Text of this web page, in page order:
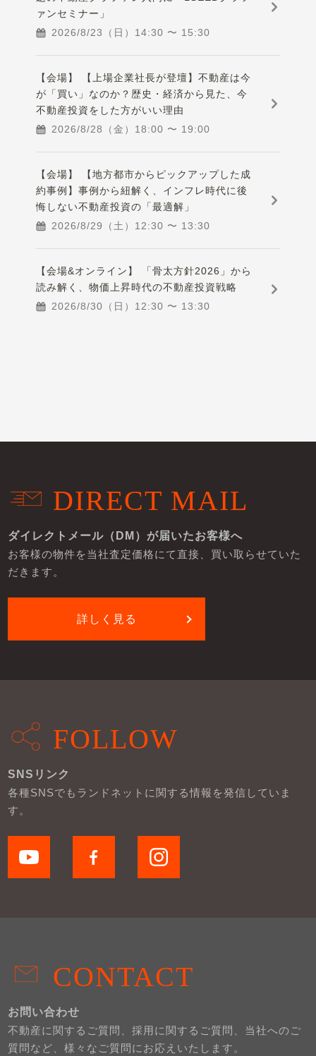
ァンセミナー」
2026/8/23（日） 14:30 〜 15:30
【会場】 【上場企業社長が登壇】不動産は今
が「買い」なのか？歴史・経済から見た、今
不動産投資をした方がいい理由
2026/8/28（金） 18:00 〜 19:00
【会場】 【地方都市からピックアップした成
約事例】事例から紐解く、インフレ時代に後
悔しない不動産投資の「最適解」
2026/8/29（土） 12:30 〜 13:30
【会場&オンライン】 「骨太方針2026」から
読み解く、物価上昇時代の不動産投資戦略
2026/8/30（日） 12:30 〜 13:30
DIRECT MAIL
ダイレクトメール（DM）が届いたお客様へ
お客様の物件を当社査定価格にて直接、買い取らせていた
だきます。
詳しく見る
FOLLOW
SNSリンク
各種SNSでもランドネットに関する情報を発信していま
す。
CONTACT
お問い合わせ
不動産に関するご質問、採用に関するご質問、当社へのご
質問など、様々なご質問にお応えいたします。